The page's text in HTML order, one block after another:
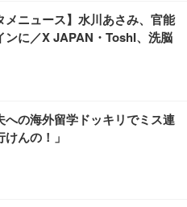
気性メッシュ ゲーミング/勉強/事
コンチェア (ブラック)
ェア デスクチェア 疲れない テレ
バックレスト 30度ロッキング機
サポート 90度跳ね上げ式アーム
スト ハンガー付き 高反発クッシ
コンチェア (ホワイト)
チェア デスクチェア 肘なし メ
バーサポート付き 腰サポート ガ
度回転 キャスター付き コンパク
E2724HS 27インチ 液晶モニタ
）VA 非光沢 HDMI/DisplayP
内蔵 高さ調整 スイベル VESA対
ジネス向け
280Hz/FHD】GRAPHT THE S
Monitor 24” Essential ゲーミン
インチ 1ms FHD 量子ドット 残
ートベーシック) 【Amazon.co.jp
アイリスオーヤマ ペットシーツ
ド 100枚入 (x 1) (ケース販売)
ペットシーツ 超厚型 お徳用 レギ
限定】
メニュース】水川あさみ、官能
ンに／X JAPAN・ToshI、洗脳
への海外留学ドッキリでミス連
んの！」